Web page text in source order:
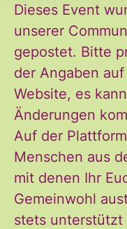
Dieses Event
unserer
gepostet. Bitte
der Angaben
Website, es
Änderungen
Auf der
Menschen aus
mit denen Ihr
Gemeinwohl
stets unterstützt
Einwilligung
*
Ja, ich
des Civic
erhalten.
kann ich
Ich habe
Widerruf
der Daten
gelesen
*